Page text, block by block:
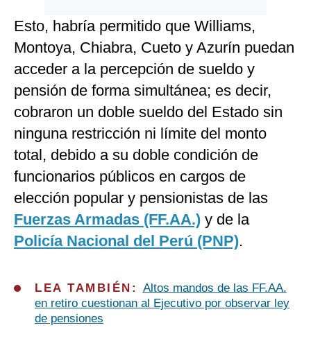
Esto, habría permitido que Williams,
Montoya, Chiabra, Cueto y Azurín puedan
acceder a la percepción de sueldo y
pensión de forma simultánea; es decir,
cobraron un doble sueldo del Estado sin
ninguna restricción ni límite del monto
total, debido a su doble condición de
funcionarios públicos en cargos de
elección popular y pensionistas de las
Fuerzas Armadas (FF.AA.) y de la
Policía Nacional del Perú (PNP).
LEA TAMBIÉN: Altos mandos de las FF.AA.
en retiro cuestionan al Ejecutivo por observar ley
de pensiones